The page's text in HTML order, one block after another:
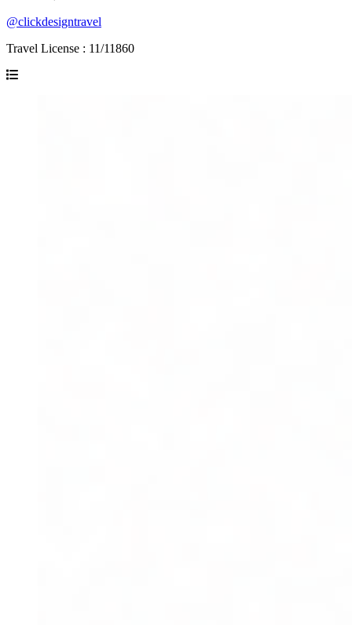
@clickdesigntravel
Travel License : 11/11860